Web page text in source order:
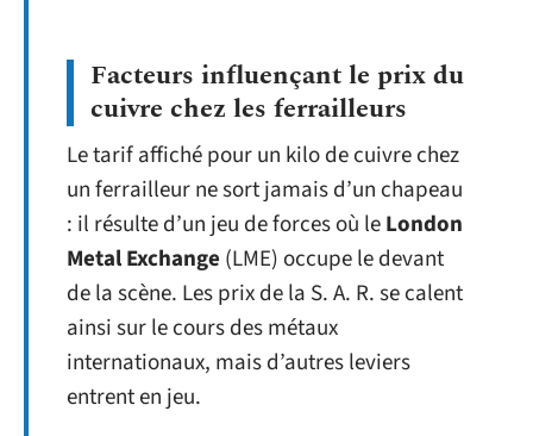
Facteurs influençant le prix du
cuivre chez les ferrailleurs
Le tarif affiché pour un kilo de cuivre chez
un ferrailleur ne sort jamais d’un chapeau
: il résulte d’un jeu de forces où leLondon
Metal Exchange (LME) occupe le devant
de la scène. Les prix de la S. A. R. se calent
ainsi sur le cours des métaux
internationaux, mais d’autres leviers
entrent en jeu.